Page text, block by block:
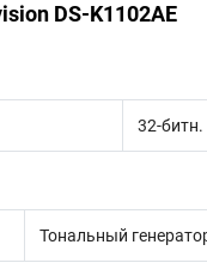
DS-K1102AE
32-битн.
Тональный